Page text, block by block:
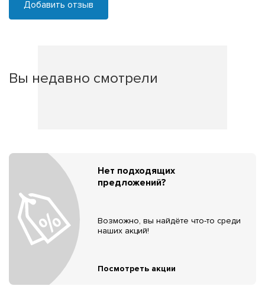
Добавить отзыв
Вы недавно смотрели
Нет подходящих
предложений?
Возможно, вы найдёте что-то среди
наших акций!
Посмотреть акции